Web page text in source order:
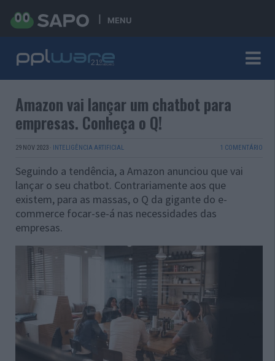
MENU
Amazon vai lançar um chatbot para
empresas. Conheça o Q!
29 NOV 2023 · INTELIGÊNCIA ARTIFICIAL 1 COMENTÁRIO
Seguindo a tendência, a Amazon anunciou que vai
lançar o seu chatbot. Contrariamente aos que
existem, para as massas, o Q da gigante do e-
commerce focar-se-á nas necessidades das
empresas.